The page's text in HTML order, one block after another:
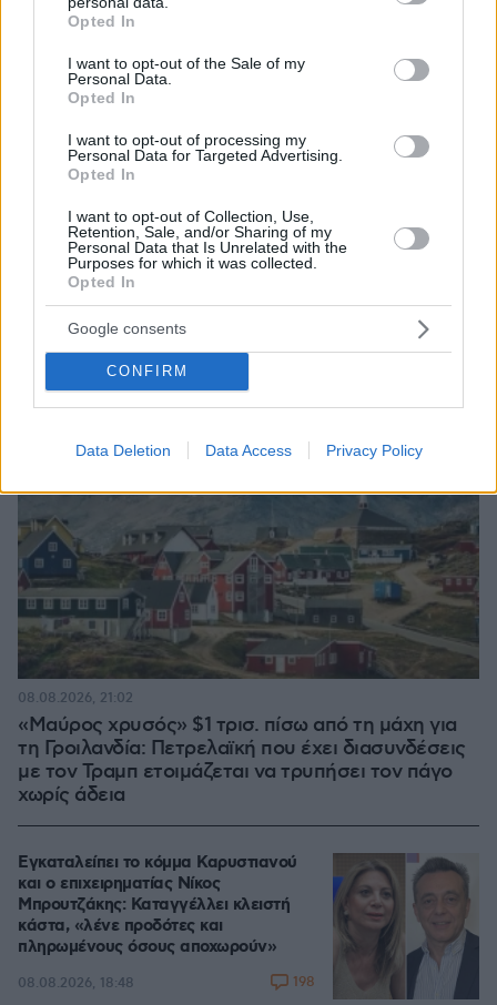
grant or deny consent to Google and its third-party tags to
use your data for below specified purposes in below Google
consent section.
Opted In
I want to opt-out of the Sale of my
Personal Data.
Opted In
I want to opt-out of processing my
Personal Data for Targeted Advertising.
Opted In
I want to opt-out of Collection, Use,
Retention, Sale, and/or Sharing of my
Personal Data that Is Unrelated with the
Purposes for which it was collected.
Opted In
Google consents
CONFIRM
Data Deletion Data Access Privacy Policy
Για ανθρωποκτονία από αμέλεια κατηγορούνται οι
γονείς του 4χρονου και ο ιδιοκτήτης του beach
bar στην Πάρο: Πώς έγινε η τραγωδία
08.08.2026, 21:22
«Μαύρος χρυσός» $1 τρισ. πίσω από τη μάχη για
τη Γροιλανδία: Πετρελαϊκή που έχει διασυνδέσεις
με τον Τραμπ ετοιμάζεται να τρυπήσει τον πάγο
χωρίς άδεια
08.08.2026, 21:02
Εγκαταλείπει το κόμμα Καρυστιανού
και ο επιχειρηματίας Νίκος
Μπρουτζάκης: Καταγγέλλει κλειστή
κάστα, «λένε προδότες και
πληρωμένους όσους αποχωρούν»
08.08.2026, 18:48 198